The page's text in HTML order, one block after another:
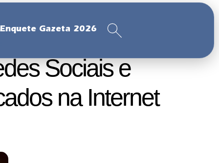
Enquete Gazeta 2026
Sociais e
na Internet